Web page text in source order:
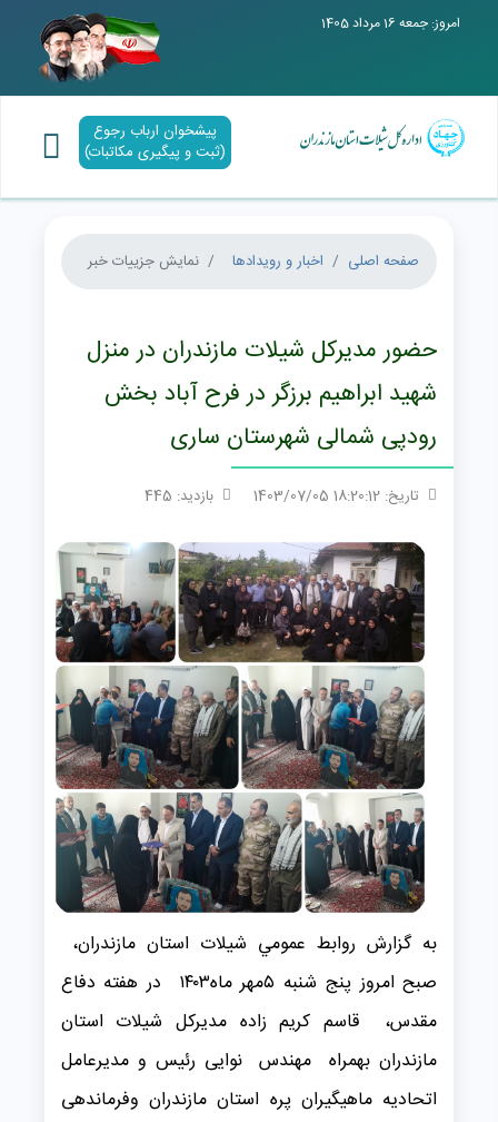
امروز: جمعه 16 مرداد 1405
پیشخوان ارباب رجوع
(ثبت و پیگیری مکاتبات)
صفحه اصلی اخبار و رویدادها نمایش جزییات خبر
حضور مدیرکل شیلات مازندران در منزل
شهید ابراهیم برزگر در فرح آباد بخش
رودپی شمالی شهرستان ساری
تاریخ: 18:20:12 1403/07/05 بازدید: 445
به گزارش روابط عمومي شیلات استان مازندران،
صبح امروز پنج شنبه ۵مهر ماه۱۴۰۳ در هفته دفاع
مقدس، قاسم کریم زاده مدیرکل شیلات استان
مازندران بهمراه مهندس نوایی رئیس و مدیرعامل
اتحادیه ماهیگیران پره استان مازندران وفرماندهی